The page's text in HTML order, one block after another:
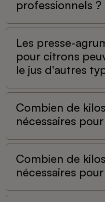
professionnels ?
Les presse-
pour citrons
le jus d'autres
Combien de
nécessaires
Combien de
nécessaires